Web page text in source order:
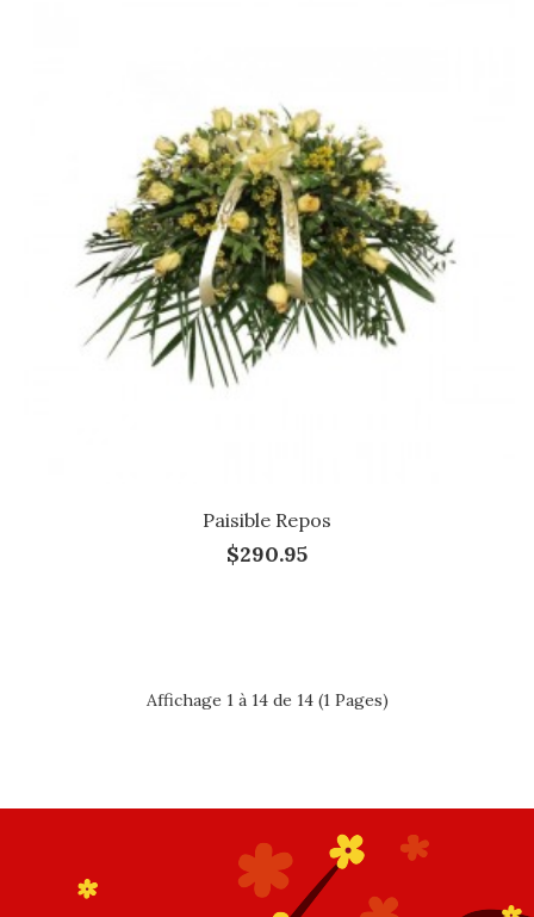
Paisible Repos
$290.95
Affichage 1 à 14 de 14 (1 Pages)